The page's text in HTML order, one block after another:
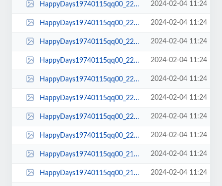
HappyDays19740115qq00_22_42qq00271.jpg 2024-02-04 11:24
HappyDays19740115qq00_22_40qq00270.jpg 2024-02-04 11:24
HappyDays19740115qq00_22_36qq00269.jpg 2024-02-04 11:24
HappyDays19740115qq00_22_30qq00268.jpg 2024-02-04 11:24
HappyDays19740115qq00_22_19qq00267.jpg 2024-02-04 11:24
HappyDays19740115qq00_22_17qq00266.jpg 2024-02-04 11:24
HappyDays19740115qq00_22_07qq00265.jpg 2024-02-04 11:24
HappyDays19740115qq00_22_01qq00264.jpg 2024-02-04 11:24
HappyDays19740115qq00_21_56qq00263.jpg 2024-02-04 11:24
HappyDays19740115qq00_21_53qq00262.jpg 2024-02-04 11:24